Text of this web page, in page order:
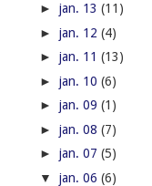
► jan. 13 (11)
► jan. 12 (4)
► jan. 11 (13)
► jan. 10 (6)
► jan. 09 (1)
► jan. 08 (7)
► jan. 07 (5)
▼ jan. 06 (6)